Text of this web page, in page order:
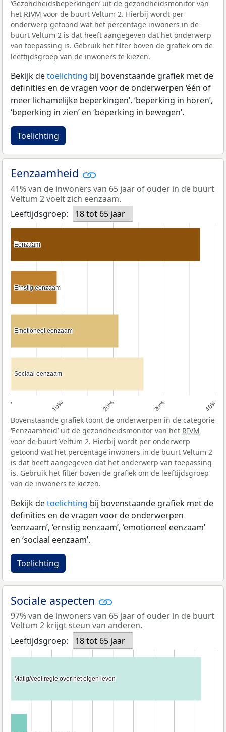
‘Gezondheidsbeperkingen’ uit de gezondheidsmonitor van
het RIVM voor de buurt Veltum 2. Hierbij wordt per
onderwerp getoond wat het percentage inwoners in de
buurt Veltum 2 is dat heeft aangegeven dat het onderwerp
van toepassing is. Gebruik het filter boven de grafiek om de
leeftijdsgroep van de inwoners te kiezen.
Bekijk detoelichting bij bovenstaande grafiek met de
definities en de vragen voor de onderwerpen ‘één of
meer lichamelijke beperkingen’, ‘beperking in horen’,
‘beperking in zien’ en ‘beperking in bewegen’.
Toelichting
Eenzaamheid
41% van de inwoners van 65 jaar of ouder in de buurt
Veltum 2 voelt zich eenzaam.
Leeftijdsgroep:
18 tot 65 jaar
0% 10% 20% 30% 40%
Eenzaam
Eenzaam
Ernstig eenzaam
Ernstig eenzaam
Emotioneel eenzaam
Emotioneel eenzaam
Sociaal eenzaam
Sociaal eenzaam
Bovenstaande grafiek toont de onderwerpen in de categorie
‘Eenzaamheid’ uit de gezondheidsmonitor van het RIVM
voor de buurt Veltum 2. Hierbij wordt per onderwerp
getoond wat het percentage inwoners in de buurt Veltum 2
is dat heeft aangegeven dat het onderwerp van toepassing
is. Gebruik het filter boven de grafiek om de leeftijdsgroep
van de inwoners te kiezen.
Bekijk detoelichting bij bovenstaande grafiek met de
definities en de vragen voor de onderwerpen
‘eenzaam’, ‘ernstig eenzaam’, ‘emotioneel eenzaam’
en ‘sociaal eenzaam’.
Toelichting
Sociale aspecten
97% van de inwoners van 65 jaar of ouder in de buurt
Veltum 2 krijgt steun van anderen.
Leeftijdsgroep:
18 tot 65 jaar
Matig/veel regie over het eigen leven
Matig/veel regie over het eigen leven